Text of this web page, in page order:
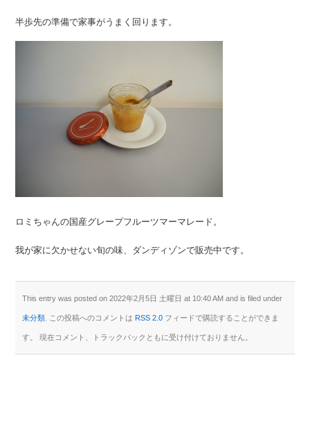
半歩先の準備で家事がうまく回ります。
ロミちゃんの国産グレープフルーツマーマレード。
我が家に欠かせない旬の味、ダンディゾンで販売中です。
This entry was posted on 2022年2月5日 土曜日 at 10:40 AM and is filed under
未分類 . この投稿へのコメントはRSS 2.0 フィードで購読することができま
す。 現在コメント、トラックバックともに受け付けておりません。